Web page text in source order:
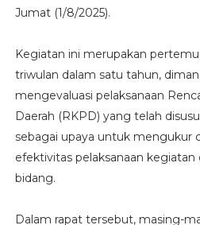
Jumat (1/8/2025).
Kegiatan ini merupakan
triwulan dalam satu tahun,
mengevaluasi pelaksanaan
Daerah (RKPD) yang telah
sebagai upaya untuk mengukur
efektivitas pelaksanaan
bidang.
Dalam rapat tersebut, masing-